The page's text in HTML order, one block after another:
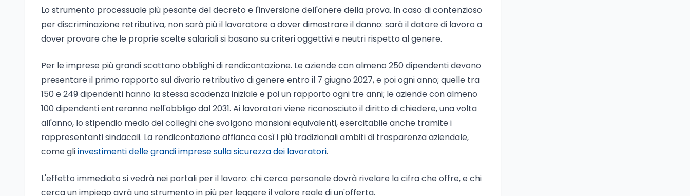
Lo strumento processuale più pesante del decreto e l'inversione dell'onere della prova. In caso di contenzioso
per discriminazione retributiva, non sarà più il lavoratore a dover dimostrare il danno: sarà il datore di lavoro a
dover provare che le proprie scelte salariali si basano su criteri oggettivi e neutri rispetto al genere.
Per le imprese più grandi scattano obblighi di rendicontazione. Le aziende con almeno 250 dipendenti devono
presentare il primo rapporto sul divario retributivo di genere entro il 7 giugno 2027, e poi ogni anno; quelle tra
150 e 249 dipendenti hanno la stessa scadenza iniziale e poi un rapporto ogni tre anni; le aziende con almeno
100 dipendenti entreranno nell'obbligo dal 2031. Ai lavoratori viene riconosciuto il diritto di chiedere, una volta
all'anno, lo stipendio medio dei colleghi che svolgono mansioni equivalenti, esercitabile anche tramite i
rappresentanti sindacali. La rendicontazione affianca così i più tradizionali ambiti di trasparenza aziendale,
come gliinvestimenti delle grandi imprese sulla sicurezza dei lavoratori.
L'effetto immediato si vedrà nei portali per il lavoro: chi cerca personale dovrà rivelare la cifra che offre, e chi
cerca un impiego avrà uno strumento in più per leggere il valore reale di un'offerta.